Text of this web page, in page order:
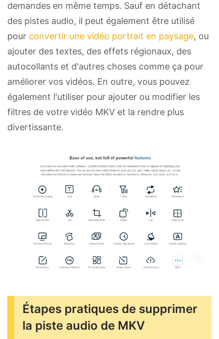
demandes en même temps. Sauf en détachant
des pistes audio, il peut également être utilisé
pour convertir une vidéo portrait en paysage, ou
ajouter des textes, des effets régionaux, des
autocollants et d'autres choses comme ça pour
améliorer vos vidéos. En outre, vous pouvez
également l'utiliser pour ajouter ou modifier les
filtres de votre vidéo MKV et la rendre plus
divertissante.
Étapes pratiques de supprimer
la piste audio de MKV